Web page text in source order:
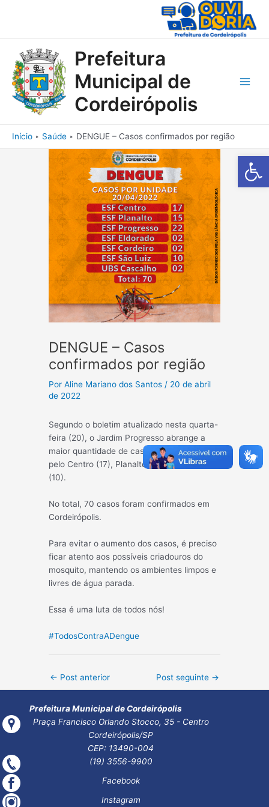
Barra de
Prefeitura
Municipal de
Cordeirópolis
Início Saúde DENGUE – Casos confirmados por região
DENGUE – Casos
confirmados por região
PorAline Mariano dos Santos / 20 de abril
de 2022
Segundo o boletim atualizado nesta quarta-
feira (20), o Jardim Progresso abrange a
maior quantidade de casos (22), seguido
pelo Centro (17), Planalto (15) e São Luiz
(10).
No total, 70 casos foram confirmados em
Cordeirópolis.
Para evitar o aumento dos casos, é preciso
ficar atento aos possíveis criadouros do
mosquito, mantendo os ambientes limpos e
livres de água parada.
Essa é uma luta de todos nós!
#TodosContraADengue
Post
← Post anterior Post seguinte →
Prefeitura Municipal de Cordeirópolis
Praça Francisco Orlando Stocco, 35 - Centro
Cordeirópolis/SP
CEP: 13490-004
(19) 3556-9900
Facebook
Instagram